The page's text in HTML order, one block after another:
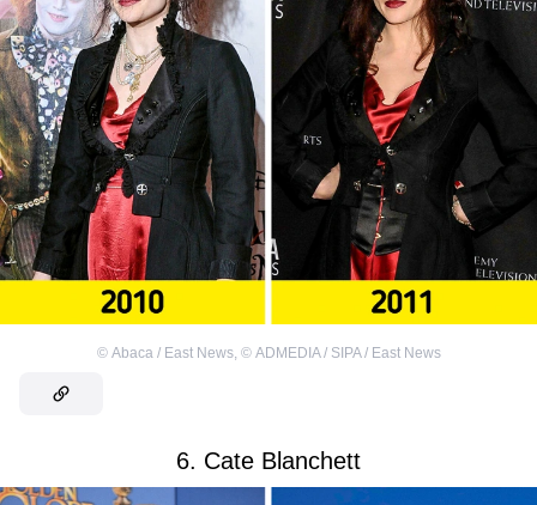
© Abaca / East News, © ADMEDIA / SIPA / East News
6. Cate Blanchett